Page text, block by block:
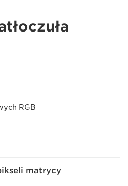
RGB
matrycy